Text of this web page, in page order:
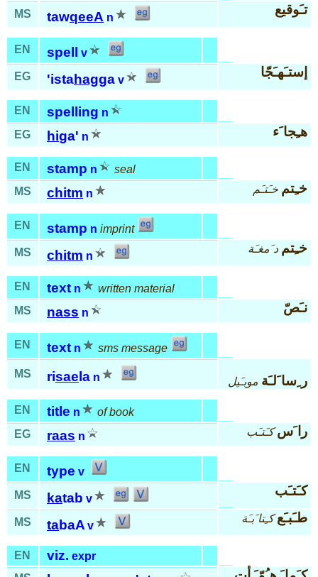
MS tawqeeA n
تـَوقيع
EN spell
v
EG
'istahagga v
إستـَهـَجّا
EN spelling n
EG
higa' n هـِجا َء
EN stamp n
seal
MS
chitm n خـِتم خـَتـَم
EN stamp n imprint
MS
chitm n
خـِتم د َمغـَة
EN text n
written material
MS
nass n نـَصّ
EN text n sms message
MS risae la n ر ِسا َلـَة موبـَيل
EN title n
of book
EG
raas n را َس كـَتـَب
EN type v
MS
katab v
كـَتـَب
MS tabaA v
طـَبـَع كـِتا َبـَة
EN viz. expr